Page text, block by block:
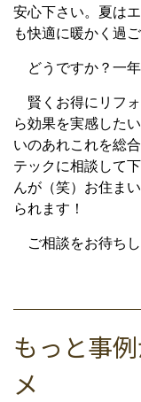
安心下さい。夏は
も快適に暖かく過
どうですか？一年
賢くお得にリフ
ら効果を実感した
いのあれこれを総
テックに相談して
んが（笑）お住ま
られます！
ご相談をお待ちし
もっと事
メ